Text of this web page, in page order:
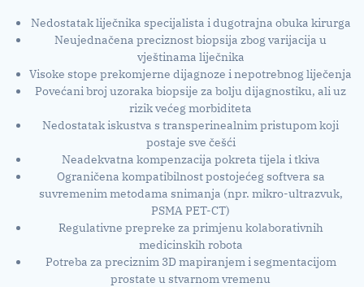
Nedostatak liječnika specijalista i dugotrajna obuka kirurga
Neujednačena preciznost biopsija zbog varijacija u
vještinama liječnika
Visoke stope prekomjerne dijagnoze i nepotrebnog liječenja
Povećani broj uzoraka biopsije za bolju dijagnostiku, ali uz
rizik većeg morbiditeta
Nedostatak iskustva s transperinealnim pristupom koji
postaje sve češći
Neadekvatna kompenzacija pokreta tijela i tkiva
Ograničena kompatibilnost postojećeg softvera sa
suvremenim metodama snimanja (npr. mikro-ultrazvuk,
PSMA PET-CT)
Regulativne prepreke za primjenu kolaborativnih
medicinskih robota
Potreba za preciznim 3D mapiranjem i segmentacijom
prostate u stvarnom vremenu